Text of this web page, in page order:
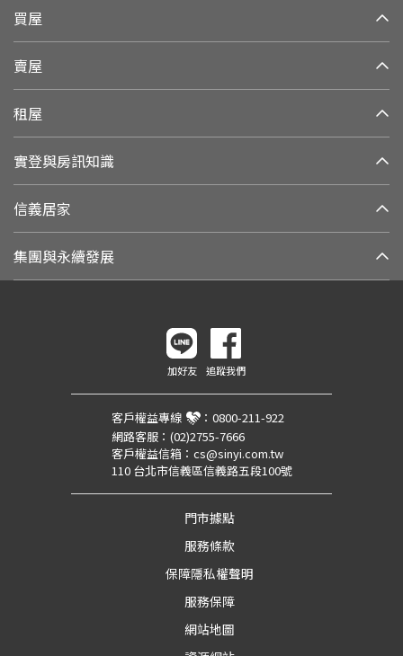
買屋
賣屋
租屋
實登與房訊知識
信義居家
集團與永續發展
加好友 追蹤我們
客戶權益專線 ： 0800-211-922
網路客服： (02)2755-7666
客戶權益信箱： cs@sinyi.com.tw
110 台北市信義區信義路五段100號
門市據點
服務條款
保障隱私權聲明
服務保障
網站地圖